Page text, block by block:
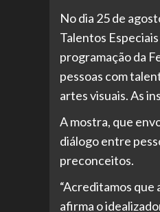
No dia 25 de
Talentos
programação da
pessoas com
artes visuais. As
A mostra, que
diálogo entre
preconceitos.
“Acreditamos que
afirma o